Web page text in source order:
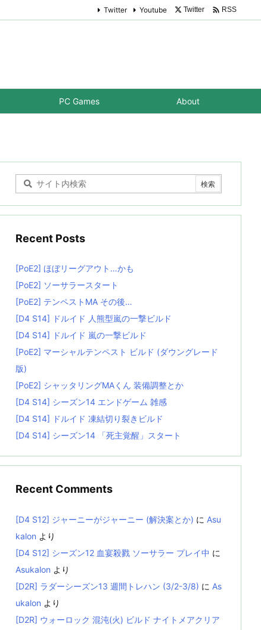
PC Games About
Twitter Youtube Twitter  RSS
Recent Posts
[PoE2] ほぼリーグアウト…かも
[PoE2] ソーサラースタート
[PoE2] テンペストMA その後…
[D4 S14] ドルイド 人熊型嵐の一撃ビルド
[D4 S14] ドルイド 嵐の一撃ビルド
[PoE2] マーシャルテンペスト ビルド (ダウングレード
版)
[PoE2] シャッタリングMAくん 装備調整とか
[D4 S14] シーズン14 エンドゲーム 雑感
[D4 S14] ドルイド 凍結切り裂きビルド
[D4 S14] シーズン14 「死主覚醒」スタート
Recent Comments
[D4 S12] ジャーニーがジャーニー (解決案とか) に Asu
kalon より
[D4 S12] シーズン12 血宴殺戮 ソーサラー プレイ中 に
Asukalon より
[D2R] ラダーシーズン13 週間トレハン (3/2-3/8) に As
ukalon より
[D2R] ウォーロック 混沌(火) ビルド ナイトメアクリア